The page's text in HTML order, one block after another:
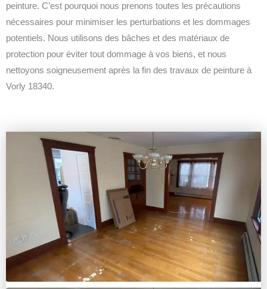
peinture. C’est pourquoi nous prenons toutes les précautions
nécessaires pour minimiser les perturbations et les dommages
potentiels. Nous utilisons des bâches et des matériaux de
protection pour éviter tout dommage à vos biens, et nous
nettoyons soigneusement après la fin des travaux de peinture à
Vorly 18340.